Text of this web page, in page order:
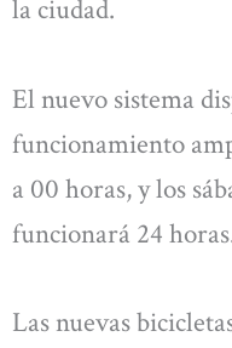
la ciudad.
El nuevo sistema
funcionamiento
a 00 horas, y los
funcionará 24
Las nuevas